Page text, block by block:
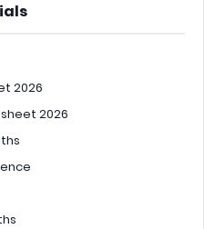
2026
2026